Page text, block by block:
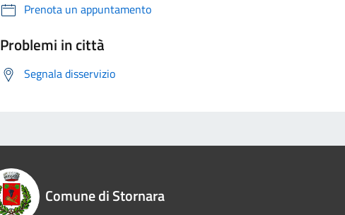
Prenota un appuntamento
Problemi in città
Segnala disservizio
Comune di Stornara